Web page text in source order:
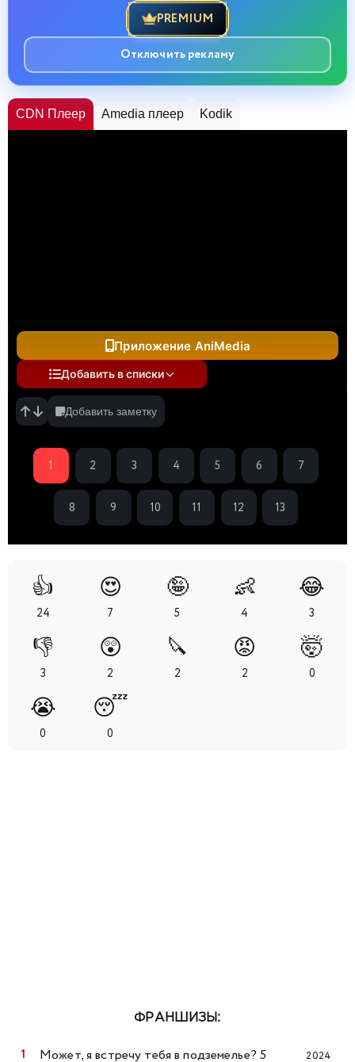
PREMIUM
Отключить рекламу
CDN Плеер Amedia плеер Kodik
Приложение AniMedia
Добавить в списки
Добавить заметку
1 2 3 4 5 6 7
8 9 10 11 12 13
👍
24
😍
7
🤪
5
👶
4
😂
3
👎
3
😲
2
🔪
2
😡
2
🤯
0
😭
0
😴
0
ФРАНШИЗЫ:
Может, я встречу тебя в подземелье? 5 2024